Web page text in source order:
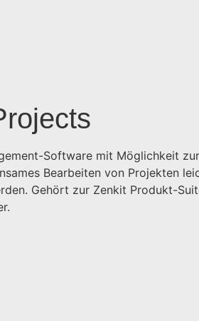
Software mit Möglichkeit
Bearbeiten von Projekten
Gehört zur Zenkit Produkt-